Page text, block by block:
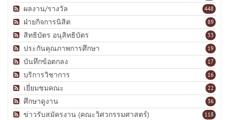
448
ผลงาน/รางวัล
89
ฝ่ายกิจการนิสิต
33
สิทธิบัตร อนุสิทธิบัตร
19
ประกันคุณภาพการศึกษา
17
บันทึกข้อตกลง
16
บริการวิชาการ
22
เยี่ยมชมคณะ
36
ศึกษาดูงาน
118
ข่าวรับสมัครงาน (คณะวิศวกรรมศาสตร์)